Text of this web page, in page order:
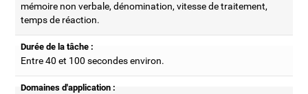
mémoire non verbale, dénomination, vitesse de traitement,
temps de réaction.
Durée de la tâche :
Entre 40 et 100 secondes environ.
Domaines d'application :